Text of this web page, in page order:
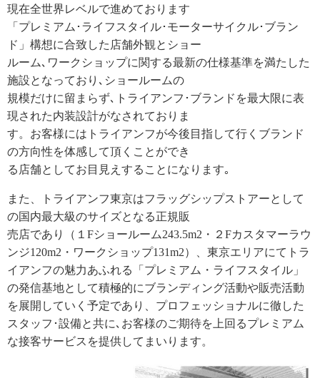
現在全世界レベルで進めております
「プレミアム･ライフスタイル･モーターサイクル･ブラン
ド」構想に合致した店舗外観とショー
ルーム､ワークショップに関する最新の仕様基準を満たした
施設となっており､ショールームの
規模だけに留まらず､トライアンフ･ブランドを最大限に表
現された内装設計がなされておりま
す。お客様にはトライアンフが今後目指して行くブランド
の方向性を体感して頂くことができ
る店舗としてお目見えすることになります｡
また、トライアンフ東京はフラッグシップストアーとして
の国内最大級のサイズとなる正規販
売店であり（１Fショールーム243.5m2・２Fカスタマーラウ
ンジ120m2・ワークショップ131m2）、東京エリアにてトラ
イアンフの魅力あふれる「プレミアム・ライフスタイル」
の発信基地として積極的にブランディング活動や販売活動
を展開していく予定であり、プロフェッショナルに徹した
スタッフ･設備と共に､お客様のご期待を上回るプレミアム
な接客サービスを提供してまいります。